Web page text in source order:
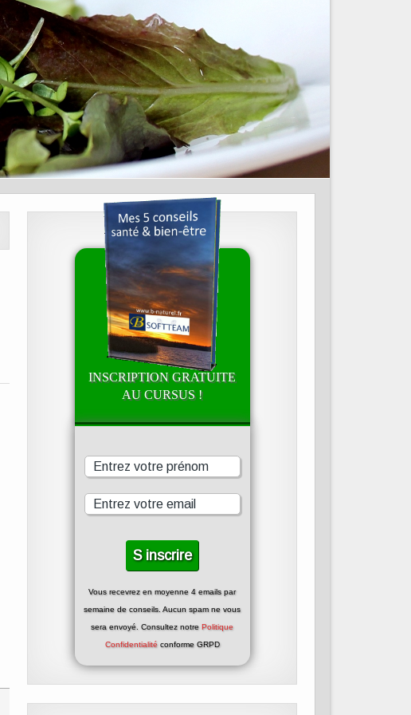
INSCRIPTION GRATUITE
AU CURSUS !
Vous recevrez en moyenne 4 emails par
semaine de conseils. Aucun spam ne vous
sera envoyé. Consultez notrePolitique
Confidentialitéconforme GRPD